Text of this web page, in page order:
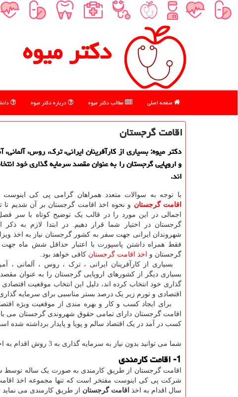
دكتر میوه
صفحه اصلی مطالب دكتر میوه درباره دكتر میوه
اقامت گرجستان
دكتر میوه: بسیاری از كارآفرینان ایرانی، ترك، روس، آلمانی،
و اروپایی گرجستان را به عنوان مقصد سرمایه گذاری خود
اند.
با توجه به سوالات متعدد همراهان گرامی پی کی اینوست
اقامت گرجستان و نحوه اخذ اقامت گرجستان بر آن شدیم تا
اجمالی در این مورد را در قالب یک توضیح کوتاه با سر
گرجستان در اختیار شما قرار دهیم. در ابتدا لازم به
شهروندان ایرانی جهت سفر به کشور گرجستان نیاز به اخذ ویزا
فقط همراه داشتن پاسپورت با اعتبار حداقل شش ماه
گرجستان و
اخذ اقامت گرجستان کافی خواهد بود.
بسیاری از کارآفرینان ایرانی ، ترک ، روس ، آلمانی ،
بسیاری دیگر از کشورهای اروپایی گرجستان را به عنوان
گذاری خود انتخاب کرده اند، دلیل این انتخاب موقعیت
اقتصادی و تورم زیر یک درصد بستر مناسبی برای سرمایه
برای ایجاد کسب و کار و بهره مندی از موقعیت ویژه
اقامت گرجستان دارای تمامی حقوق شهروندی گرجستان می
کسب در آمد در یک اقتصاد سالم و پویا و پایدار برداشته شده
شما می توانید بدون نیاز به سرمایه گذاری به 3 روش اقدام به اخذ اقامت گرجستان نمایید:
1- اقامت کارمندی
اقامت گرجستان از طریق کارمندی به صورت یک ساله توسط
سال اقدام به اخذ اقامت گرجستان از طریق کارمندی می